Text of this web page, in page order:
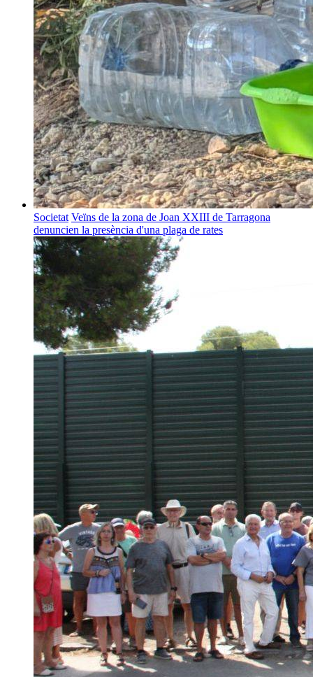
Societat Veïns de la zona de Joan XXIII de Tarragona
denuncien la presència d'una plaga de rates